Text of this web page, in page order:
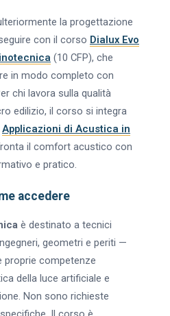
la progettazione
con il corso Dialux Evo
(10 CFP), che
in modo completo con
chi lavora sulla qualità
edilizio, il corso si integra
Applicazioni di Acustica in
il comfort acustico con
e pratico.
accedere
è destinato a tecnici
geometri e periti —
proprie competenze
della luce artificiale e
Non sono richieste